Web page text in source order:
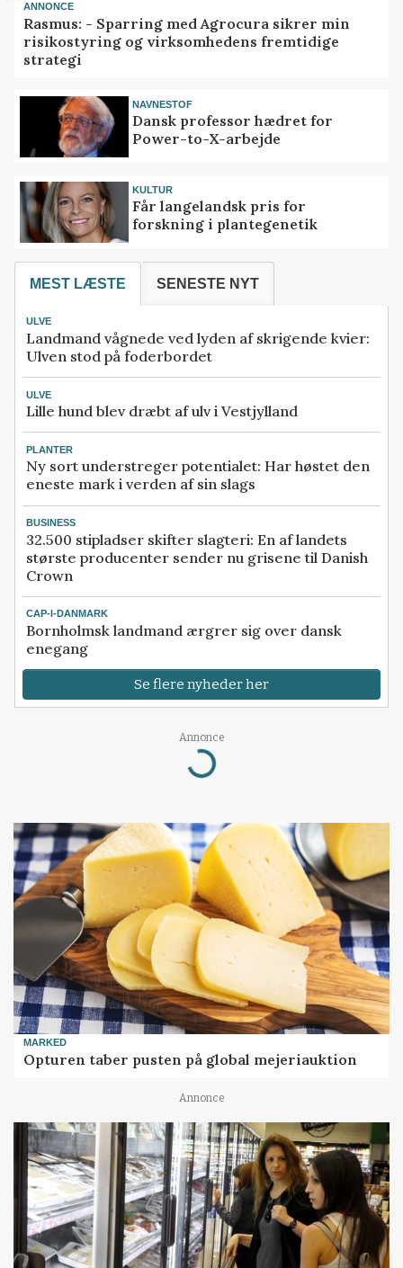
ANNONCE
Rasmus: - Sparring med Agrocura sikrer min
risikostyring og virksomhedens fremtidige
strategi
NAVNESTOF
Dansk professor hædret for
Power-to-X-arbejde
KULTUR
Får langelandsk pris for
forskning i plantegenetik
MEST LÆSTE SENESTE NYT
ULVE
Landmand vågnede ved lyden af skrigende kvier:
Ulven stod på foderbordet
ULVE
Lille hund blev dræbt af ulv i Vestjylland
PLANTER
Ny sort understreger potentialet: Har høstet den
eneste mark i verden af sin slags
BUSINESS
32.500 stipladser skifter slagteri: En af landets
største producenter sender nu grisene til Danish
Crown
CAP-I-DANMARK
Bornholmsk landmand ærgrer sig over dansk
enegang
Se flere nyheder her
Annonce
Loading...
MARKED
Opturen taber pusten på global mejeriauktion
Annonce